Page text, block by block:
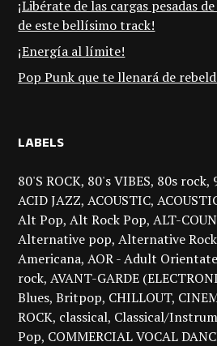
¡Libérate de las cargas pesadas
de este bellísimo track!
¡Energía al límite!
Pop Punk que te llenará de
LABELS
80'S ROCK 80's VIBES 80s rock
ACID JAZZ ACOUSTIC
Alt Pop Alt Rock Pop ALT-
Alternative pop Alternative Rock
Americana AOR - Adult
rock AVANT-GARDE
Blues Britpop CHILLOUT
ROCK classical Classical/
Pop COMMERCIAL VOCAL